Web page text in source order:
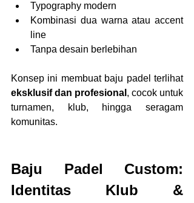
Typography modern
Kombinasi dua warna atau accent
line
Tanpa desain berlebihan
Konsep ini membuat baju padel terlihat
eksklusif dan profesional , cocok untuk
turnamen, klub, hingga seragam
komunitas.
Baju Padel Custom:
Identitas Klub &